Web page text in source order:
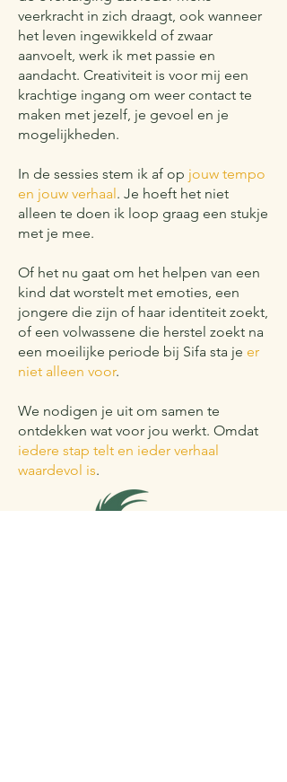
veerkracht in zich draagt, ook wanneer
het leven ingewikkeld of zwaar
aanvoelt, werk ik met passie en
aandacht. Creativiteit is voor mij een
krachtige ingang om weer contact te
maken met jezelf, je gevoel en je
mogelijkheden.
In de sessies stem ik af op jouw tempo
en jouw verhaal. Je hoeft het niet
alleen te doen ik loop graag een stukje
met je mee.
Of het nu gaat om het helpen van een
kind dat worstelt met emoties, een
jongere die zijn of haar identiteit zoekt,
of een volwassene die herstel zoekt na
een moeilijke periode bij Sifa sta je er
niet alleen voor.
We nodigen je uit om samen te
ontdekken wat voor jou werkt. Omdat
iedere stap telt en ieder verhaal
waardevol is.